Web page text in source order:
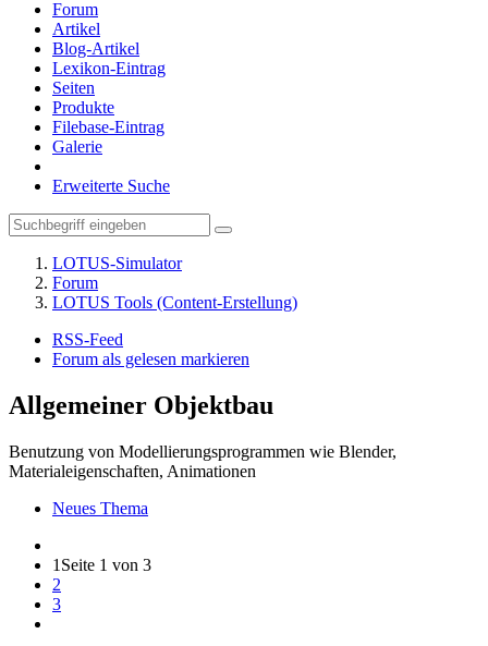
Forum
Artikel
Blog-Artikel
Lexikon-Eintrag
Seiten
Produkte
Filebase-Eintrag
Galerie
Erweiterte Suche
LOTUS-Simulator
Forum
LOTUS Tools (Content-Erstellung)
RSS-Feed
Forum als gelesen markieren
Allgemeiner Objektbau
Benutzung von Modellierungsprogrammen wie Blender,
Materialeigenschaften, Animationen
Neues Thema
1 Seite 1 von 3
2
3